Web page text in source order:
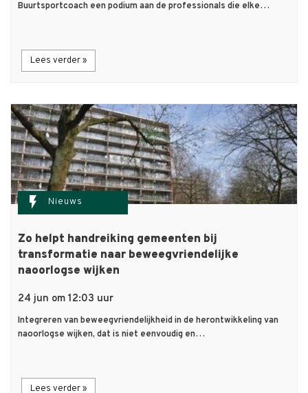
Buurtsportcoach een podium aan de professionals die elke…
Lees verder »
flash_on Nieuws
Zo helpt handreiking gemeenten bij
transformatie naar beweegvriendelijke
naoorlogse wijken
24 jun om 12:03 uur
Integreren van beweegvriendelijkheid in de herontwikkeling van
naoorlogse wijken, dat is niet eenvoudig en…
Lees verder »